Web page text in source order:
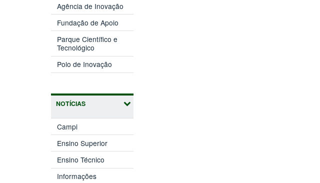
Agência de Inovação
em
janela)
Fundação de Apoio
em
Parque Científico e
Tecnológico
em
nova
janela)
Polo de Inovação
em
NOTÍCIAS
Campi
Ensino Superior
Ensino Técnico
Informações